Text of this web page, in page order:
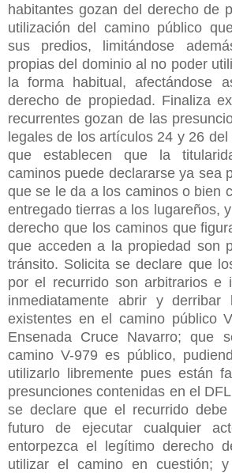
habitantes gozan del derecho de
utilización del camino público
sus predios, limitándose
propias del dominio al no poder
la forma habitual, afectándose
derecho de propiedad. Finaliza
recurrentes gozan de las
legales de los artículos 24 y 26
que establecen que la
caminos puede declararse ya sea
que se le da a los caminos o bien
entregado tierras a los lugareños,
derecho que los caminos que
que acceden a la propiedad son
tránsito. Solicita se declare que
por el recurrido son arbitrarios e
inmediatamente abrir y derribar
existentes en el camino público
Ensenada Cruce Navarro; que
camino V-979 es público,
utilizarlo libremente pues están
presunciones contenidas en el
se declare que el recurrido
futuro de ejecutar cualquier
entorpezca el legítimo derecho
utilizar el camino en cuestión;